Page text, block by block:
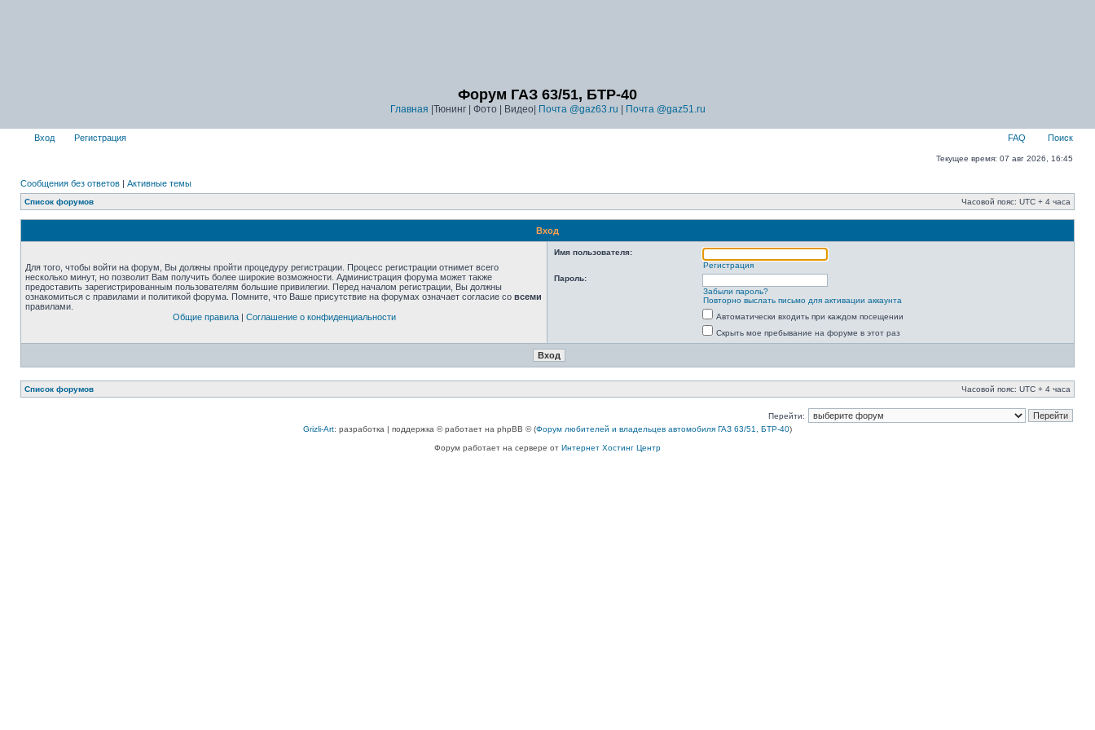
Форум ГАЗ 63/51, БТР-40
Главная |Тюнинг | Фото | Видео| Почта @gaz63.ru Почта @gaz51.ru
Вход Регистрация FAQ Поиск
Текущее время: 07 авг 2026, 16:45
Сообщения без ответов | Активные темы
Список форумов Часовой пояс: UTC + 4 часа
Вход
Для того, чтобы войти на форум, Вы должны пройти процедуру регистрации. Процесс регистрации отнимет всего
несколько минут, но позволит Вам получить более широкие возможности. Администрация форума может также
предоставить зарегистрированным пользователям большие привилегии. Перед началом регистрации, Вы должны
ознакомиться с правилами и политикой форума. Помните, что Ваше присутствие на форумах означает согласие со всеми
правилами.
Общие правила| Соглашение о конфиденциальности
Имя пользователя:
Регистрация
Пароль:
Забыли пароль?
Повторно выслать письмо для активации аккаунта
Автоматически входить при каждом посещении
Скрыть мое пребывание на форуме в этот раз
Список форумов Часовой пояс: UTC + 4 часа
Перейти:
Grizli-Art: разработка | поддержка © работает на phpBB © (Форум любителей и владельцев автомобиля ГАЗ 63/51, БТР-40)
Форум работает на сервере от Интернет Хостинг Центр